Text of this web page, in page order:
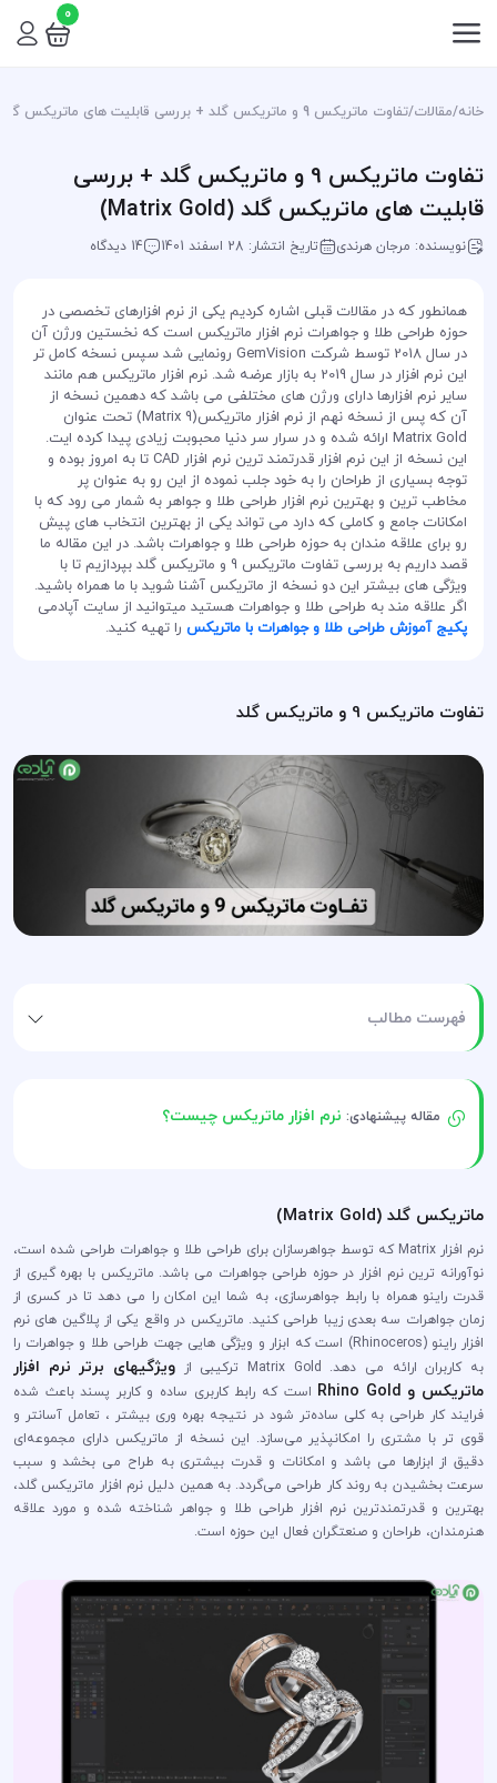
0
خانه/مقالات/تفاوت ماتریکس 9 و ماتریکس گلد + بررسی قابلیت های ماتریکس گلد (Matrix Gold)
تفاوت ماتریکس 9 و ماتریکس گلد + بررسی
قابلیت های ماتریکس گلد (Matrix Gold)
نویسنده: مرجان هرندی تاریخ انتشار: 28 اسفند 1401 14 دیدگاه
همانطور که در مقالات قبلی اشاره کردیم یکی از نرم افزارهای تخصصی در
حوزه طراحی طلا و جواهرات نرم افزار ماتریکس است که نخستین ورژن آن
در سال 2018 توسط شرکت GemVision رونمایی شد سپس نسخه کامل تر
این نرم افزار در سال 2019 به بازار عرضه شد. نرم افزار ماتریکس هم مانند
سایر نرم افزارها دارای ورژن های مختلفی می باشد که دهمین نسخه از
آن که پس از نسخه نهم از نرم افزار ماتریکس(Matrix 9) تحت عنوان
Matrix Gold ارائه شده و در سرار سر دنیا محبوبت زیادی پیدا کرده ایت.
این نسخه از این نرم افزار قدرتمند ترین نرم افزار CAD تا به امروز بوده و
توجه بسیاری از طراحان را به خود جلب نموده از این رو به عنوان پر
مخاطب ترین و بهترین نرم افزار طراحی طلا و جواهر به شمار می رود که با
امکانات جامع و کاملی که دارد می تواند یکی از بهترین انتخاب های پیش
رو برای علاقه مندان به حوزه طراحی طلا و جواهرات باشد. در این مقاله ما
قصد داریم به بررسی تفاوت ماتریکس 9 و ماتریکس گلد بپردازیم تا با
ویژگی های بیشتر این دو نسخه از ماتریکس آشنا شوید با ما همراه باشید.
اگر علاقه مند به طراحی طلا و جواهرات هستید میتوانید از سایت آپادمی
پکیج آموزش طراحی طلا و جواهرات با ماتریکس را تهیه کنید.
تفاوت ماتریکس 9 و ماتریکس گلد
فهرست مطالب
مقاله پیشنهادی: نرم افزار ماتریکس چیست؟
ماتریکس گلد (Matrix Gold)
نرم افزار Matrix که توسط جواهرسازان برای طراحی طلا و جواهرات طراحی شده است،
نوآورانه ترین نرم افزار در حوزه طراحی جواهرات می باشد. ماتریکس با بهره گیری از
قدرت راینو همراه با رابط جواهرسازی، به شما این امکان را می دهد تا در کسری از
زمان جواهرات سه بعدی زیبا طراحی کنید. ماتریکس در واقع یکی از پلاگین های نرم
افزار راینو (Rhinoceros) است که ابزار و ویژگی هایی جهت طراحی طلا و جواهرات را
به کاربران ارائه می دهد. Matrix Gold ترکیبی از
ویژگیهای برتر نرم افزار
ماتریکس و Rhino Gold
است که رابط کاربری ساده و کاربر پسند باعث شده
فرایند کار طراحی به کلی ساده‌تر شود در نتیجه بهره وری بیشتر ، تعامل آسانتر و
قوی تر با مشتری را امکانپذیر می‌سازد. این نسخه از ماتریکس دارای مجموعه‌ای
دقیق از ابزارها می باشد و امکانات و قدرت بیشتری به طراح می بخشد و سبب
سرعت بخشیدن به روند کار طراحی می‌گردد. به همین دلیل نرم افزار ماتریکس گلد،
بهترین و قدرتمندترین نرم افزار طراحی طلا و جواهر شناخته شده و مورد علاقه
هنرمندان، طراحان و صنعتگران فعال این حوزه است.